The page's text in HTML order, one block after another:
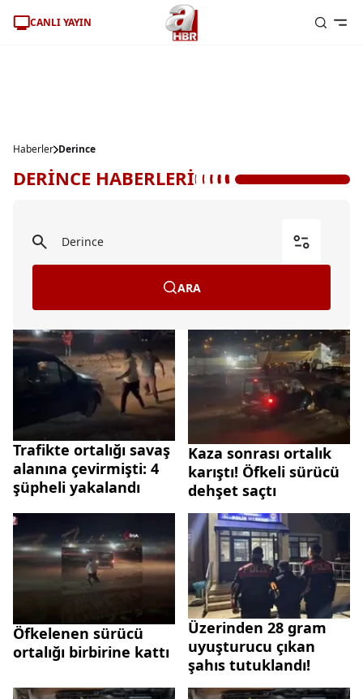
CANLI YAYIN
Haberler Derince
DERİNCE HABERLERİ
ARA
Trafikte ortalığı savaş
alanına çevirmişti: 4
şüpheli yakalandı
Kaza sonrası ortalık
karıştı! Öfkeli sürücü
dehşet saçtı
Öfkelenen sürücü
ortalığı birbirine kattı
Üzerinden 28 gram
uyuşturucu çıkan
şahıs tutuklandı!